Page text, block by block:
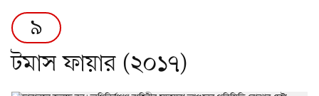
৯
টমাস ফায়ার (২০১৭)